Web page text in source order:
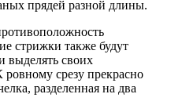
прядей разной длины.
стрижки также будут
выделять своих
срезу прекрасно
разделенная на два